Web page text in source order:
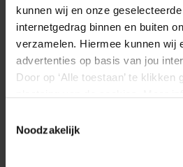
kunnen wij en onze
internetgedrag binnen en buiten
verzamelen. Hiermee kunnen wij
advertenties op basis van jou
Door op ‘Alle toestaan’ te klikken
decookieverklaring op onze
Noodzakelijk
Standplaats Halfschaduw
omschrijving
Zet de Murdannia
warme plek.
die schadelijk kan
Geef de plant
watermeter
dient dan tot het